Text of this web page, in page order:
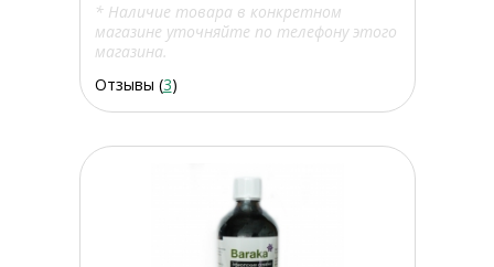
* Наличие товара в конкретном
магазине уточняйте по телефону этого
магазина.
Отзывы (3)